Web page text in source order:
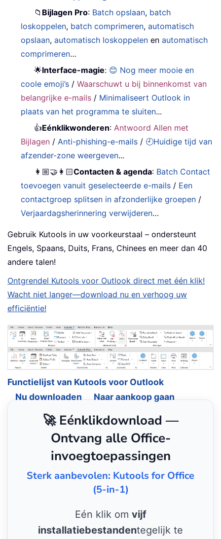
📁 Bijlagen Pro: Batch opslaan, batch
loskoppelen, batch comprimeren,automatisch
opslaan,automatisch loskoppelen enautomatisch
comprimeren…
🌟Interface-magie: 😊 Nog meer mooie en
coole emoji’s /Waarschuwt u bij binnenkomst van
belangrijke e-mails / Minimaliseert Outlook in
plaats van het programma te sluiten...
👍Eénklikwonderen:Antwoord Allen met
Bijlagen /Anti-phishing-e-mails / 🕘Huidige tijd van
afzender-zone weergeven...
👩🏼‍🤝‍👩🏻Contacten & agenda: Batch Contact
toevoegen vanuit geselecteerde e-mails / Een
contactgroep splitsen in afzonderlijke groepen /
Verjaardagsherinnering verwijderen…
Gebruik Kutools in uw voorkeurstaal – ondersteunt
Engels, Spaans, Duits, Frans, Chinees en meer dan 40
andere talen!
Ontgrendel Kutools voor Outlook direct met één klik!
Wacht niet langer—download nu en verhoog uw
efficiëntie!
Functielijst van Kutools voor Outlook
Nu downloaden
Naar aankoop gaan
🚀 Eénklikdownload —
Ontvang alle Office-
invoegtoepassingen
Sterk aanbevolen: Kutools for Office
(5-in-1)
Eén klik om vijf
installatiebestandentegelijk te